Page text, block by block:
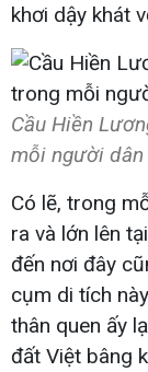
khơi dậy khát
Cầu Hiền
mỗi người dân
Có lẽ, trong
ra và lớn lên
đến nơi đây
cụm di tích
thân quen ấy
đất Việt bâng